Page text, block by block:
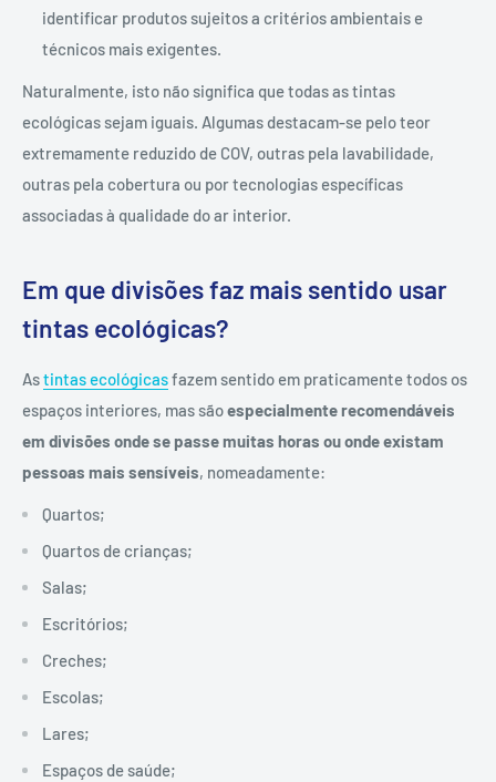
identificar produtos sujeitos a critérios ambientais e
técnicos mais exigentes.
Naturalmente, isto não significa que todas as tintas
ecológicas sejam iguais. Algumas destacam-se pelo teor
extremamente reduzido de COV, outras pela lavabilidade,
outras pela cobertura ou por tecnologias específicas
associadas à qualidade do ar interior.
Em que divisões faz mais sentido usar
tintas ecológicas?
Astintas ecológicasfazem sentido em praticamente todos os
espaços interiores, mas sãoespecialmente recomendáveis
em divisões onde se passe muitas horas ou onde existam
pessoas mais sensíveis, nomeadamente:
Quartos;
Quartos de crianças;
Salas;
Escritórios;
Creches;
Escolas;
Lares;
Espaços de saúde;